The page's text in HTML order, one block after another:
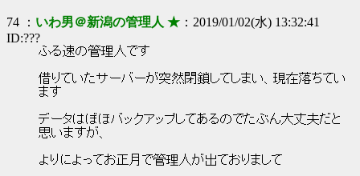
74 ： いわ男＠新潟の管理人 ★ ：2019/01/02(水) 13:32:41
ID:???
ふる速の管理人です
借りていたサーバーが突然閉鎖してしまい、現在落ちてい
ます
データはぼほバックアップしてあるのでたぶん大丈夫だと
思いますが、
よりによってお正月で管理人が出ておりまして